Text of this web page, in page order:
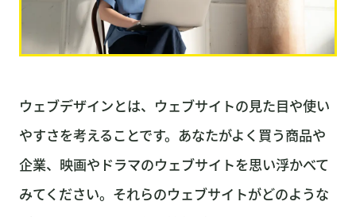
ウェブデザインとは、ウェブサイトの見た目や使い
やすさを考えることです。あなたがよく買う商品や
企業、映画やドラマのウェブサイトを思い浮かべて
みてください。それらのウェブサイトがどのような